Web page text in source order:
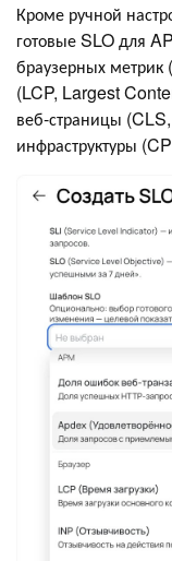
Кроме ручной
готовые SLO для
браузерных метрик
(LCP, Largest
веб-страницы
инфраструктуры